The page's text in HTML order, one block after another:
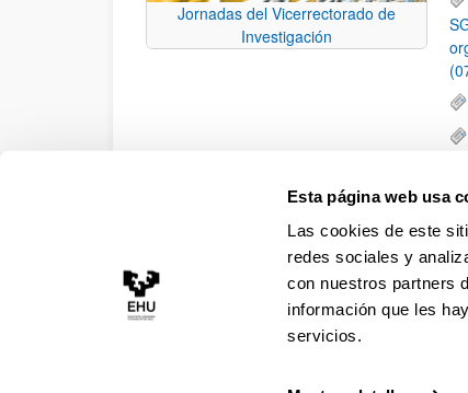
Esta página web usa
Las cookies de este
redes sociales y
con nuestros partners
información que les
servicios.
Jornadas del Vicerrectorado de
Investigación